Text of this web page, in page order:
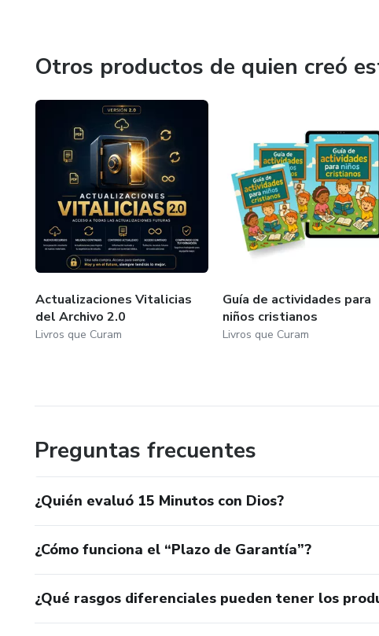
Otros productos de quien creó
Actualizaciones Vitalicias
del Archivo 2.0
Livros que Curam
Guía de actividades para
niños cristianos
Livros que Curam
Preguntas frecuentes
¿Quién evaluó 15 Minutos con Dios?
¿Cómo funciona el “Plazo de Garantía”?
¿Qué rasgos diferenciales pueden tener los